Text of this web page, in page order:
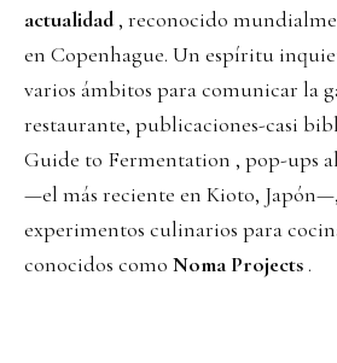
actualidad , reconocido
en Copenhague. Un espíritu
varios ámbitos para comunicar la
restaurante, publicaciones-casi
Guide to Fermentation , pop-ups
—el más reciente en Kioto,
experimentos culinarios para
conocidos como Noma Projects.